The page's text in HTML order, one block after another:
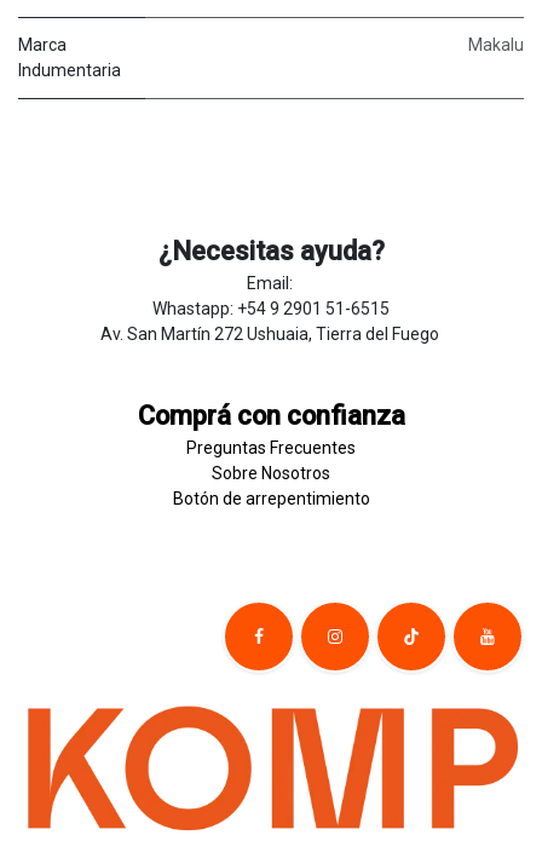
Marca
Indumentaria
Makalu
¿Necesitas ayuda?
Email:
Whastapp: +54 9 2901 51-6515
Av. San Martín 272 Ushuaia, Tierra del Fuego
Comprá con confianza
Preguntas Frecuentes
Sobre Nosotros
Botón de ​arrepentim​​​iento